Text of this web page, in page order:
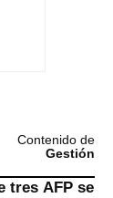
Contenido de
Gestión
tres AFP se